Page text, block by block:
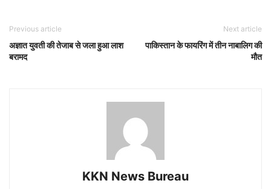
Previous article
अज्ञात युवती की तेजाब से जला हुआ लाश
बरामद
Next article
पाकिस्तान के फायरिंग में तीन नाबालिग की
मौत
KKN News Bureau